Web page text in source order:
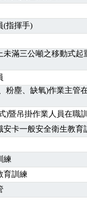
造業危害預防職場安衛
風來襲，若遇停班停課消
03-06/08堆高機課程，政
】開課囉
11/12停班停課
風來襲，若遇停班停課消
，課程意見蒐集~
式百百種？專業講師帶您
風來襲，若遇停班停課消
114/07/07停班停課
導課程看這邊推出囉～～
推出公告！
進修自我？課程百百種選
主任」、「隧道等襯砌作
核心職能系列課程資訊
造業危害預防職場安衛
(指揮手)
未滿三公噸之移動式起
粉塵、缺氧)作業主管
)暨吊掛作業人員在職
安卡一般安全衛生教育
練
育訓練